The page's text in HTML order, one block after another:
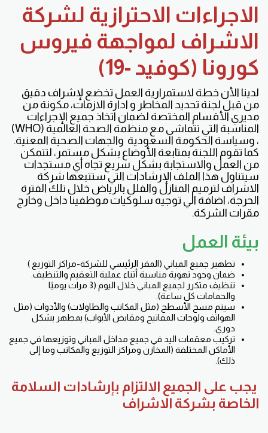
الاجراءات الاحترازية لشركة
الاشراف لمواجهة فيروس
كورونا (كوفيد -19)
لدينا الأن خطة لاستمرارية العمل تخضع لإشراف دقيق
من قبل لجنة تحديد المخاطر و ادارة الازمات، مكونة من
مديري الأقسام المختصة لضمان اتخاذ جميع الإجراءات
المناسبة التي تتماشى مع منظمة الصحة العالمية (WHO)
، وسياسة الحكومة السعودية والجهات الصحية المعنية.
كما تقوم اللجنة بمتابعة الأوضاع بشكل مستمر، لتتمكن
من العمل والاستجابة بشكل سريع تجاه أي مستجدات
سيتناول هذا الملف الإرشادات التي ستتبعها شركة
الاشراف لترميم المنازل والفلل بالرياض خلال تلك الفترة
الحرجة، اضافة الي توجيه سلوكيات موظفينا داخل وخارج
مقرات الشركة.
بيئة العمل
تطهير جميع المباني (المقر الرئيسي للشركة-مراكز التوزيع )
ضمان وجود تهوية مناسبة أثناء عملية التعقيم والتنظيف.
تنظيف متكرر لجميع المباني خلال اليوم (3 مرات يوميًا
والحمامات كل ساعة).
سيتم مسح الأسطح (مثل المكاتب والطاولات) والأدوات (مثل
الهواتف ولوحات المفاتيح ومقابض الأبواب) بمطهر بشكل
دوري.
تركيب معقمات اليد في جميع مداخل المباني وتوزيعها في جميع
الأماكن المختلفة (المخازن ومراكز التوزيع والمكاتب وما إلى
ذلك).
يجب على الجميع الالتزام بإرشادات السلامة
الخاصة بشركة الاشراف